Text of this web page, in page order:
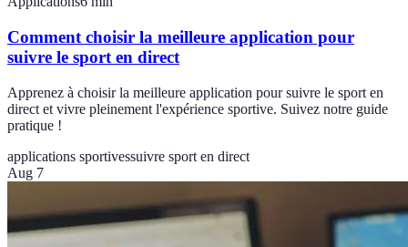
Comment choisir la meilleure application pour
suivre le sport en direct
Apprenez à choisir la meilleure application pour suivre le sport en
direct et vivre pleinement l'expérience sportive. Suivez notre guide
pratique !
applications sportivessuivre sport en direct
Aug 7